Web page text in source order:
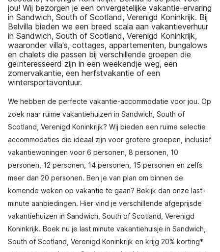
jou! Wij bezorgen je een onvergetelijke vakantie-ervaring
in Sandwich, South of Scotland, Verenigd Koninkrijk. Bij
Belvilla bieden we een breed scala aan vakantieverhuur
in Sandwich, South of Scotland, Verenigd Koninkrijk,
waaronder villa's, cottages, appartementen, bungalows
en chalets die passen bij verschillende groepen die
geïnteresseerd zijn in een weekendje weg, een
zomervakantie, een herfstvakantie of een
wintersportavontuur.
We hebben de perfecte vakantie-accommodatie voor jou. Op
zoek naar ruime vakantiehuizen in Sandwich, South of
Scotland, Verenigd Koninkrijk? Wij bieden een ruime selectie
accommodaties die ideaal zijn voor grotere groepen, inclusief
vakantiewoningen voor 6 personen, 8 personen, 10
personen, 12 personen, 14 personen, 15 personen en zelfs
meer dan 20 personen. Ben je van plan om binnen de
komende weken op vakantie te gaan? Bekijk dan onze last-
minute aanbiedingen. Hier vind je verschillende afgeprijsde
vakantiehuizen in Sandwich, South of Scotland, Verenigd
Koninkrijk. Boek nu je last minute vakantiehuisje in Sandwich,
South of Scotland, Verenigd Koninkrijk en krijg 20% korting*